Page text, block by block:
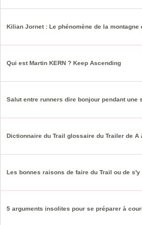
Kilian Jornet : Le phénomène de la
Qui est Martin KERN ? Keep Ascending
Salut entre runners dire bonjour pendant une
Dictionnaire du Trail glossaire du Trailer de A
Les bonnes raisons de faire du Trail ou de s'y
5 arguments insolites pour se préparer à